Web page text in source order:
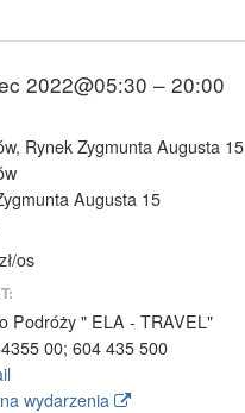
2022@05:30 – 20:00
Rynek Zygmunta Augusta 15
Augusta 15
os
Podróży " ELA - TRAVEL"
00; 604 435 500
wydarzenia